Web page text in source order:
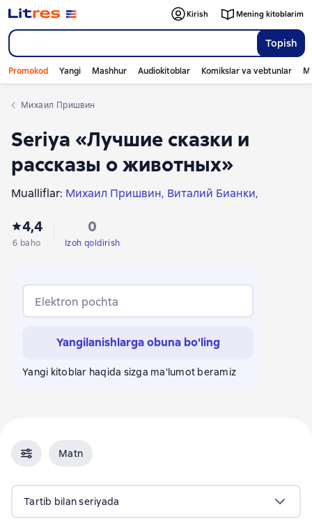
Topish
Kirish Mening kitoblarim
Promokod Yangi Mashhur Audiokitoblar Komikslar va vebtunlar
Михаил Пришвин
Seriya «Лучшие сказки и
рассказы о животных»
Mualliflar: Михаил Пришвин Виталий Бианки
4,4
6 baho
0
Izoh qoldirish
Elektron pochta
Yangilanishlarga obuna bo'ling
Yangi kitoblar haqida sizga ma'lumot beramiz
Matn
Tartib bilan seriyada